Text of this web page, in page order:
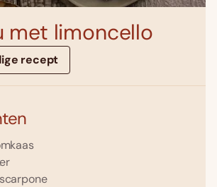
met limoncello
recept